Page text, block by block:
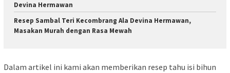
Devina Hermawan
Resep Sambal Teri Kecombrang Ala Devina Hermawan,
Masakan Murah dengan Rasa Mewah
Dalam artikel ini kami akan memberikan resep tahu isi bihun